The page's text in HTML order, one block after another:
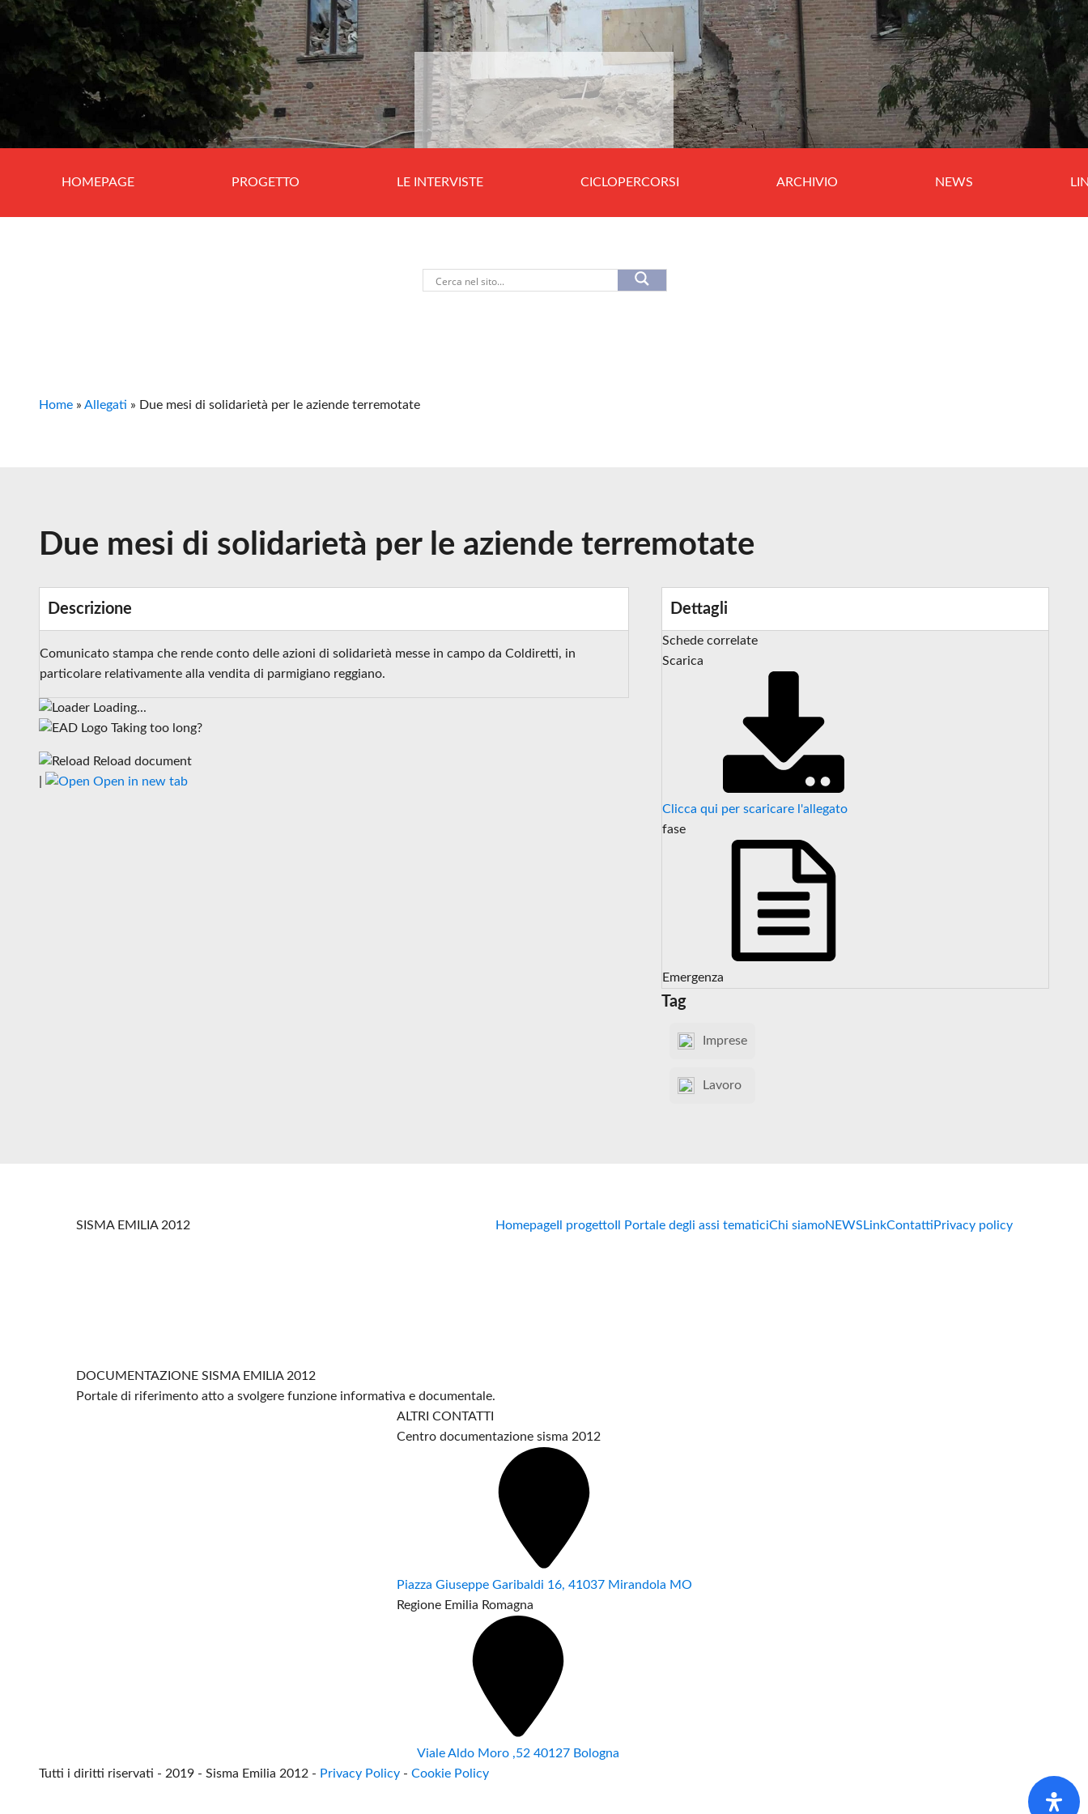
HOMEPAGE PROGETTO LE INTERVISTE CICLOPERCORSI ARCHIVIO NEWS
Home » Allegati » Due mesi di solidarietà per le aziende terremotate
Due mesi di solidarietà per le aziende terremotate
Descrizione
Comunicato stampa che rende conto delle azioni di solidarietà messe in campo da Coldiretti, in
particolare relativamente alla vendita di parmigiano reggiano.
Loading...
Taking too long?
Reload document
Open in new tab
Dettagli
Schede correlate
Scarica
Clicca qui per scaricare l'allegato
fase
Emergenza
Tag
Imprese
Lavoro
SISMA EMILIA 2012
DOCUMENTAZIONE SISMA EMILIA 2012
Portale di riferimento atto a svolgere funzione informativa e documentale.
HomepageIl progettoIl Portale degli assi tematiciChi siamoNEWS LinkContatti Privacy policy
ALTRI CONTATTI
Centro documentazione sisma 2012
Piazza Giuseppe Garibaldi 16, 41037 Mirandola MO
Regione Emilia Romagna
Viale Aldo Moro ,52 40127 Bologna
Tutti i diritti riservati - 2019 - Sisma Emilia 2012 - Privacy Policy - Cookie Policy